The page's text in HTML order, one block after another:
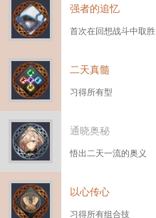
强者的追忆
首次在回想战斗中取胜
二天真髓
习得所有型
通晓奥秘
悟出二天一流的奥义
以心传心
习得所有组合技